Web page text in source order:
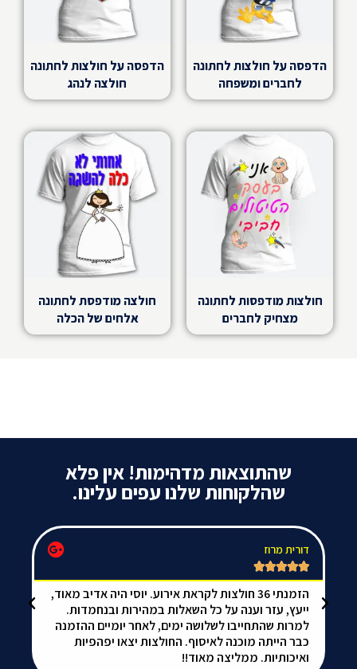
הדפסה על חולצות לחתונה
לחברים ומשפחה
הדפסה על חולצות לחתונה
חולצה לנהג
חולצות מודפסות לחתונה
מצחיק לחברים
חולצה מודפסת לחתונה
אלחים של הכלה
שהתוצאות מדהימות! אין פלא
שהלקוחות שלנו עפים עלינו.
דורית מרוז





הזמנתי 36 חולצות לקראת אירוע. יוסי היה אדיב מאוד,
ייעץ, עזר וענה על כל השאלות במהירות ובנחמדות.
למרות שהתחייבו לשלושה ימים, לאחר יומיים ההזמנה
כבר הייתה מוכנה לאיסוף. החולצות יצאו יפהפיות
ואיכותיות. ממליצה מאוד!!